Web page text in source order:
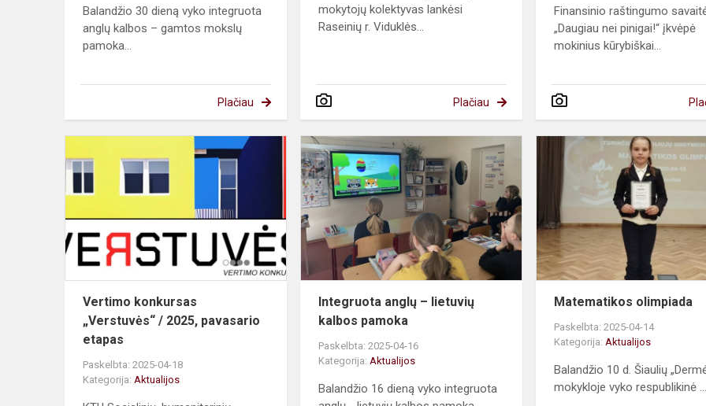
Balandžio 30 dieną vyko integruota
anglų kalbos – gamtos mokslų
pamoka...
Plačiau
mokytojų kolektyvas lankėsi
Raseinių r. Viduklės...
Plačiau
Finansinio raštingumo
„Daugiau nei pinigai!“ įkvėpė
mokinius kūrybiškai...
Vertimo
konkursas
„Verstuvės“
2025,
pavasario
etapas
Vertimo konkursas
„Verstuvės“ / 2025, pavasario
etapas
Paskelbta: 2025-04-18
Kategorija: Aktualijos
Integruota
lietuvių
kalbos
pamoka
Integruota anglų – lietuvių
kalbos pamoka
Paskelbta: 2025-04-16
Kategorija: Aktualijos
Balandžio 16 dieną vyko integruota
Matematikos olimpiada
Paskelbta: 2025-04-14
Kategorija: Aktualijos
Balandžio 10 d. Šiaulių
mokykloje vyko respublikinė ...